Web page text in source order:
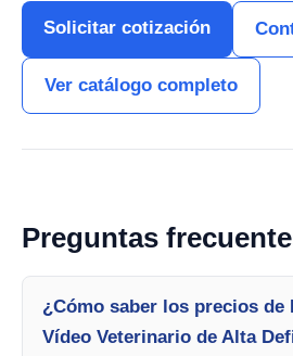
Solicitar cotización
Ver catálogo completo
Preguntas
¿Cómo saber los precios de
Vídeo Veterinario de Alta